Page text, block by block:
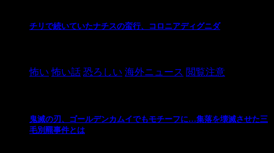
チリで続いていたナチスの蛮行、コロニアディグニダ
怖い 怖い話 恐ろしい 海外ニュース 閲覧注意
鬼滅の刃、ゴールデンカムイでもモチーフに…集落を壊滅させた三
毛別羆事件とは